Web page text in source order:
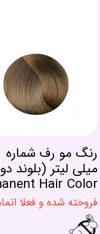
میلی لیتر
Hair Color
فروخته شده و فعلا